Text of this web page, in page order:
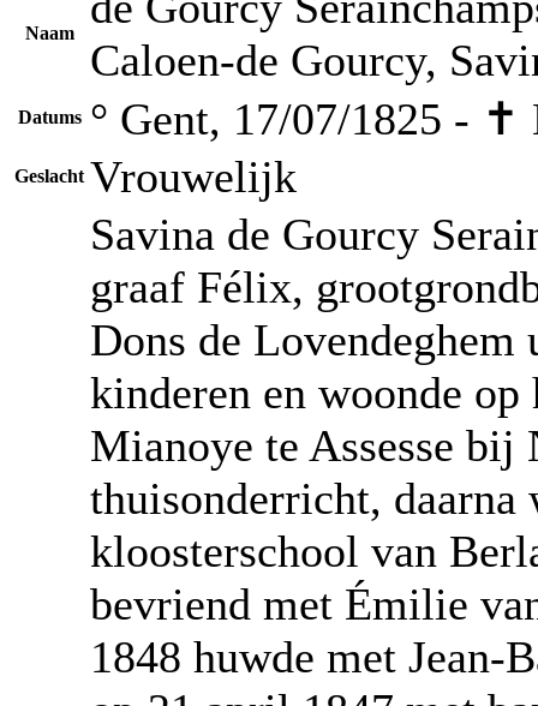
Naam
Caloen-de Gourcy,
Datums ° Gent, 17/07/1825 - ✝
Geslacht Vrouwelijk
Savina de Gourcy
graaf Félix,
Dons de
kinderen en woonde
Mianoye te Assesse bij
thuisonderricht, daarna
kloosterschool van
bevriend met Émilie
1848 huwde met Jean-